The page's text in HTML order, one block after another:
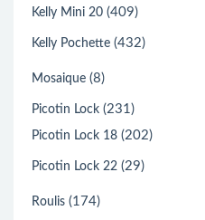
Kelly Mini 20 (409)
Kelly Pochette (432)
Mosaique (8)
Picotin Lock (231)
Picotin Lock 18 (202)
Picotin Lock 22 (29)
Roulis (174)